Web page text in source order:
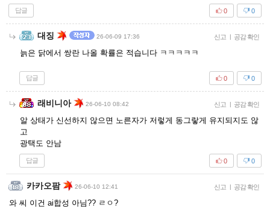
답글 0
0
대징 26-06-09 17:36 신고 | 공감 확인
늙은 닭에서 쌍란 나올 확률은 적습니다 ㅋㅋㅋㅋㅋ
답글 0
0
래비니아 26-06-10 08:42 신고 | 공감 확인
알 상태가 신선하지 않으면 노른자가 저렇게 동그랗게 유지되지도 않
고
광택도 안남
답글 0
0
카카오팜 26-06-10 12:41 신고 | 공감 확인
와 씨 이건 ai합성 아님?? ㄹㅇ?